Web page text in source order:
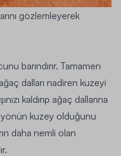
gözlemleyerek
barındırır. Tamamen
dalları nadiren kuzeyi
kaldırıp ağaç dallarına
yönün kuzey olduğunu
daha nemli olan